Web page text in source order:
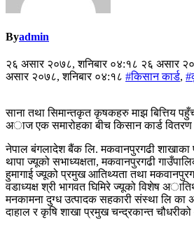
Byadmin
२६ असार २०७८, शनिबार ०४:१८ २६ असार
असार २०७८, शनिबार ०४:१८ #किसान कार्ड,
साना तथा सिमान्तकृत कृषकहरु माझ बित्तिय
अाज एक समारोहका बीच किसान कार्ड वितरण
नेपाल बंगलादेश बैंक लि. मकवानपुरगढी शाखाका
थापा ज्यूको सभाध्यक्षता, मकवानपुरगढी
हुमागाई ज्यूको प्रमुख आतिथ्यता तथा
वडाध्यक्ष श्री भागवत घिमिरे ज्यूको विशेष
मनकामना दुग्ध उत्पादक सहकारी संस्था लि का
दाहाल र कृषि शाखा प्रमुख चन्द्रकान्त